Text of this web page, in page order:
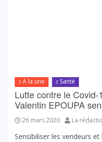
A la une Santé
Lutte contre le
Valentin EPOUPA
26 mars 2020 La
Sensibiliser les vendeurs